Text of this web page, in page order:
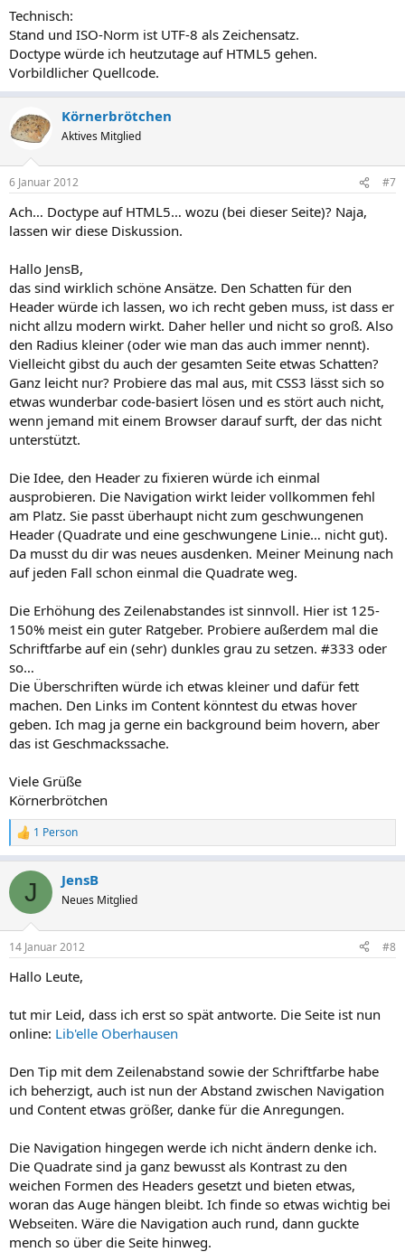
Technisch:
Stand und ISO-Norm ist UTF-8 als Zeichensatz.
Doctype würde ich heutzutage auf HTML5 gehen.
Vorbildlicher Quellcode.
Körnerbrötchen
Aktives Mitglied
6 Januar 2012 #7
Ach… Doctype auf HTML5… wozu (bei dieser Seite)? Naja,
lassen wir diese Diskussion.
Hallo JensB,
das sind wirklich schöne Ansätze. Den Schatten für den
Header würde ich lassen, wo ich recht geben muss, ist dass er
nicht allzu modern wirkt. Daher heller und nicht so groß. Also
den Radius kleiner (oder wie man das auch immer nennt).
Vielleicht gibst du auch der gesamten Seite etwas Schatten?
Ganz leicht nur? Probiere das mal aus, mit CSS3 lässt sich so
etwas wunderbar code-basiert lösen und es stört auch nicht,
wenn jemand mit einem Browser darauf surft, der das nicht
unterstützt.
Die Idee, den Header zu fixieren würde ich einmal
ausprobieren. Die Navigation wirkt leider vollkommen fehl
am Platz. Sie passt überhaupt nicht zum geschwungenen
Header (Quadrate und eine geschwungene Linie… nicht gut).
Da musst du dir was neues ausdenken. Meiner Meinung nach
auf jeden Fall schon einmal die Quadrate weg.
Die Erhöhung des Zeilenabstandes ist sinnvoll. Hier ist 125-
150% meist ein guter Ratgeber. Probiere außerdem mal die
Schriftfarbe auf ein (sehr) dunkles grau zu setzen. #333 oder
so…
Die Überschriften würde ich etwas kleiner und dafür fett
machen. Den Links im Content könntest du etwas hover
geben. Ich mag ja gerne ein background beim hovern, aber
das ist Geschmackssache.
Viele Grüße
Körnerbrötchen
R
e
k
i
n
e
:
1 Person
J JensB
Neues Mitglied
14 Januar 2012 #8
Hallo Leute,
tut mir Leid, dass ich erst so spät antworte. Die Seite ist nun
online: Lib'elle Oberhausen
Den Tip mit dem Zeilenabstand sowie der Schriftfarbe habe
ich beherzigt, auch ist nun der Abstand zwischen Navigation
und Content etwas größer, danke für die Anregungen.
Die Navigation hingegen werde ich nicht ändern denke ich.
Die Quadrate sind ja ganz bewusst als Kontrast zu den
weichen Formen des Headers gesetzt und bieten etwas,
woran das Auge hängen bleibt. Ich finde so etwas wichtig bei
Webseiten. Wäre die Navigation auch rund, dann guckte
mench so über die Seite hinweg.